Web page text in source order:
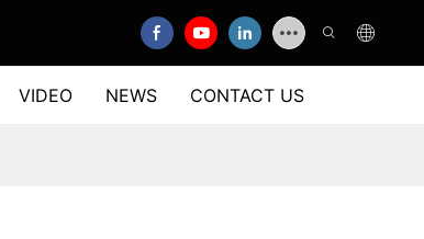
VIDEO NEWS CONTACT US